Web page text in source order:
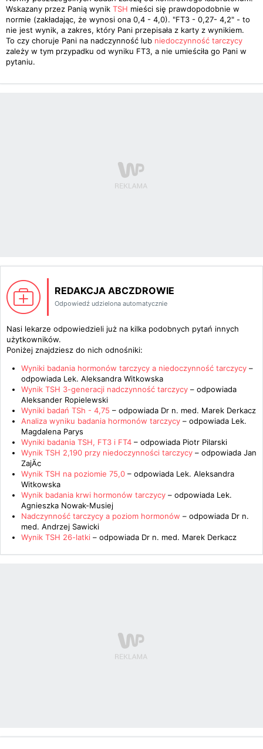
Wskazany przez Panią wynik TSH mieści się prawdopodobnie w
normie (zakładając, że wynosi ona 0,4 - 4,0). "FT3 - 0,27- 4,2" - to
nie jest wynik, a zakres, który Pani przepisała z karty z wynikiem.
To czy choruje Pani na nadczynność lub niedoczynność tarczycy
zależy w tym przypadku od wyniku FT3, a nie umieściła go Pani w
pytaniu.
REDAKCJA ABCZDROWIE
Odpowiedź udzielona automatycznie
Nasi lekarze odpowiedzieli już na kilka podobnych pytań innych
użytkowników.
Poniżej znajdziesz do nich odnośniki:
Wyniki badania hormonów tarczycy a niedoczynność tarczycy –
odpowiada Lek. Aleksandra Witkowska
Wynik TSH 3-generacji nadczynność tarczycy – odpowiada
Aleksander Ropielewski
Wyniki badań TSh - 4,75 – odpowiada Dr n. med. Marek Derkacz
Analiza wyniku badania hormonów tarczycy – odpowiada Lek.
Magdalena Parys
Wyniki badania TSH, FT3 i FT4 – odpowiada Piotr Pilarski
Wynik TSH 2,190 przy niedoczynności tarczycy – odpowiada Jan
ZajÄc
Wynik TSH na poziomie 75,0 – odpowiada Lek. Aleksandra
Witkowska
Wynik badania krwi hormonów tarczycy – odpowiada Lek.
Agnieszka Nowak-Musiej
Nadczynność tarczycy a poziom hormonów – odpowiada Dr n.
med. Andrzej Sawicki
Wynik TSH 26-latki – odpowiada Dr n. med. Marek Derkacz